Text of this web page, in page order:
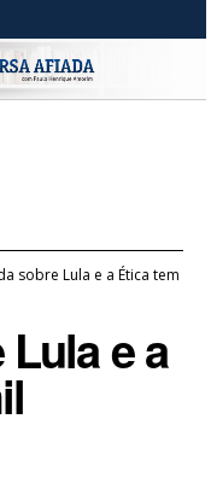
sobre Lula e a Ética tem
e a